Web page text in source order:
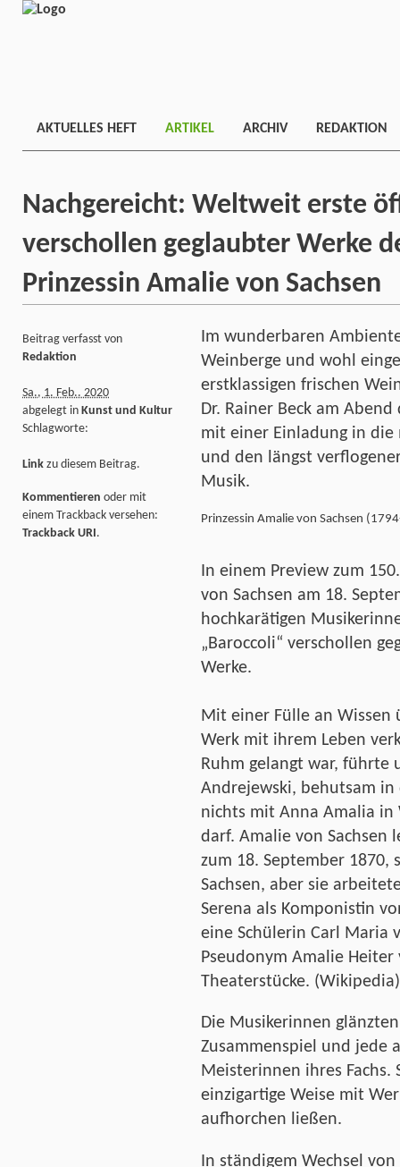
AKTUELLES HEFT ARTIKEL ARCHIV REDAKTION
Nachgereicht: Weltweit erste
verschollen geglaubter Werke
Prinzessin Amalie von Sachsen
Im wunderbaren
Weinberge und wohl
erstklassigen frischen
Dr. Rainer Beck am
mit einer Einladung in die
und den längst
Musik.
Prinzessin Amalie von Sachsen
In einem Preview zum
von Sachsen am 18.
hochkarätigen
„Baroccoli“ verschollen
Werke.
Mit einer Fülle an Wissen
Werk mit ihrem Leben
Ruhm gelangt war, führte
Andrejewski, behutsam
nichts mit Anna Amalia in
darf. Amalie von Sachsen
zum 18. September 1870,
Sachsen, aber sie
Serena als Komponistin
eine Schülerin Carl Maria
Pseudonym Amalie
Theaterstücke. (Wikipedia)
Die Musikerinnen
Zusammenspiel und jede
Meisterinnen ihres Fachs.
einzigartige Weise mit
aufhorchen ließen.
In ständigem Wechsel
Beitrag verfasst von
Redaktion
Sa., 1. Feb.. 2020
abgelegt in Kunst und Kultur
Schlagworte:
Link zu diesem Beitrag.
Kommentieren oder mit
einem Trackback versehen:
Trackback URI.